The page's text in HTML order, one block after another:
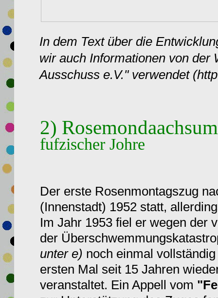
In dem Text über die
wir auch Informationen von der
Ausschuss e.V." verwendet
2)
fufzischer Johre
Der erste Rosenmontagszug
(Innenstadt) 1952 statt,
Im Jahr 1953 fiel er wegen der
der
unter e) noch einmal
ersten Mal seit 15 Jahren
veranstaltet. Ein Appell vom